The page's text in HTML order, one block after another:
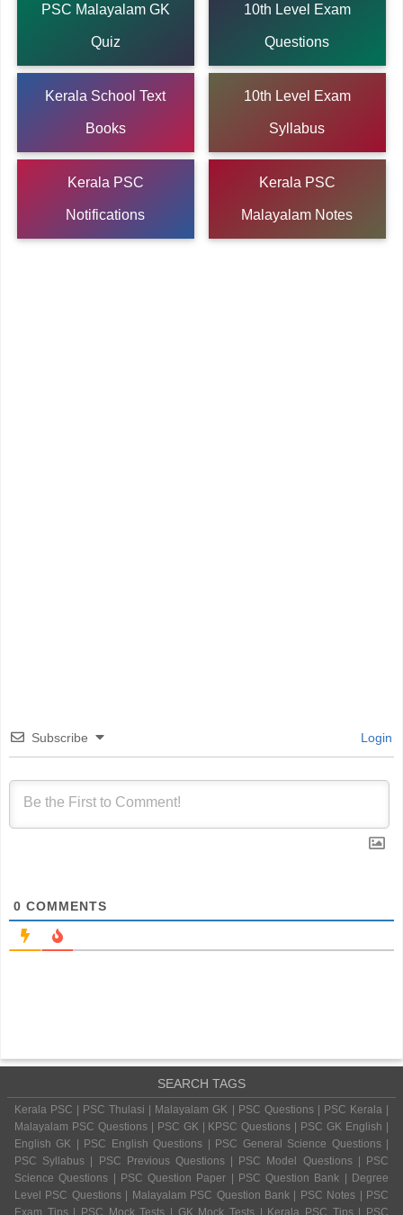
PSC Malayalam GK
Quiz
10th Level Exam
Questions
Kerala School Text
Books
10th Level Exam
Syllabus
Kerala PSC
Notifications
Kerala PSC
Malayalam Notes
Subscribe Login
0 COMMENTS
SEARCH TAGS
Kerala PSC | PSC Thulasi | Malayalam GK | PSC Questions | PSC Kerala |
Malayalam PSC Questions | PSC GK | KPSC Questions | PSC GK English |
English GK | PSC English Questions | PSC General Science Questions |
PSC Syllabus | PSC Previous Questions | PSC Model Questions | PSC
Science Questions | PSC Question Paper | PSC Question Bank | Degree
Level PSC Questions | Malayalam PSC Question Bank | PSC Notes | PSC
Exam Tips | PSC Mock Tests | GK Mock Tests | Kerala PSC Tips | PSC